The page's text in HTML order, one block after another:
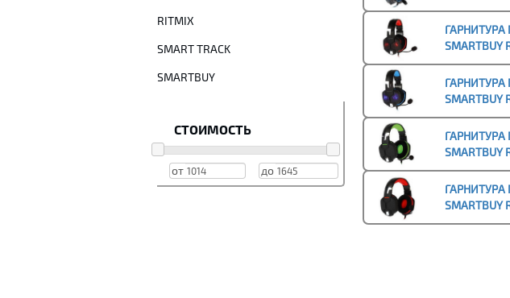
RITMIX
SMART TRACK
SMARTBUY
СТОИМОСТЬ
от до
2,2 М,
SMARTBUY
2,5 М,
SMARTBUY
2,5 М,
SMARTBUY
1М+2М,
SMARTBUY